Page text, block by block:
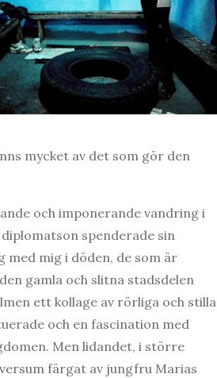
mycket av det som gör den
och imponerande vandring i
spenderade sin
mig i döden, de som är
gamla och slitna stadsdelen
ett kollage av rörliga och stilla
och en fascination med
Men lidandet, i större
färgat av jungfru Marias